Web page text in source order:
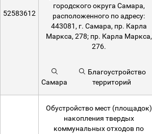
52583612
городского округа Самара,
расположенного по адресу:
443081, г. Самара, пр. Карла
Маркса, 278; пр. Карла Маркса,
276.
Самара
Благоустройство
территорий
Обустройство мест (площадок)
накопления твердых
коммунальных отходов по